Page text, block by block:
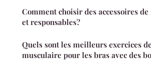
Comment choisir des accessoires
et responsables?
Quels sont les meilleurs exercices
musculaire pour les bras avec des